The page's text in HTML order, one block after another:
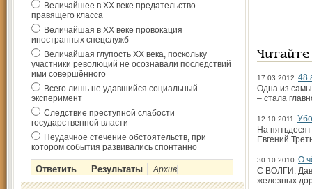
Величайшее в ХХ веке предательство
правящего класса
Величайшая в ХХ веке провокация
иностранных спецслужб
Величайшая глупость ХХ века, поскольку
участники революций не осознавали последствий
ими совершённого
Всего лишь не удавшийся социальный
эксперимент
Следствие преступной слабости
государственной власти
Неудачное стечение обстоятельств, при
котором события развивались спонтанно
Архив
17.03.2012 48
Одна из
– стала
12.10.2011
На
Евгений
30.10.2010 О
С ВОЛГИ.
железных